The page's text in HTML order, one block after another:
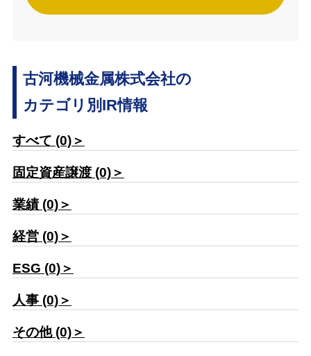
古河機械金属株式会社の
カテゴリ別IR情報
すべて (0)＞
固定資産譲渡 (0)＞
業績 (0)＞
経営 (0)＞
ESG (0)＞
人事 (0)＞
その他 (0)＞